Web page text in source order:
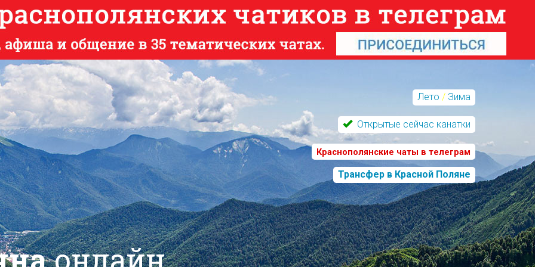
Лето / Зима
Открытые сейчас канатки
Краснополянские чаты в телеграм
Трансфер в Красной Поляне